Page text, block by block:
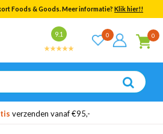
Foods & Goods. Meer informatie? Klik hier!!
9.1 0 0
alle resultaten
verzenden vanaf €95,-